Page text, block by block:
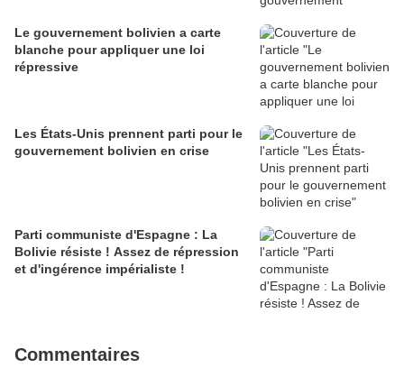
Le gouvernement bolivien a carte
blanche pour appliquer une loi
répressive
Les États-Unis prennent parti pour le
gouvernement bolivien en crise
Parti communiste d'Espagne : La
Bolivie résiste ! Assez de répression
et d'ingérence impérialiste !
Commentaires